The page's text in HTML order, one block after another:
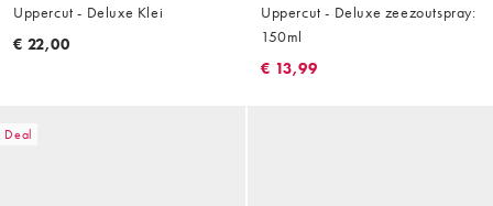
Uppercut - Deluxe Klei
€ 22,00
Uppercut - Deluxe zeezoutspray:
150ml
€ 13,99
Deal